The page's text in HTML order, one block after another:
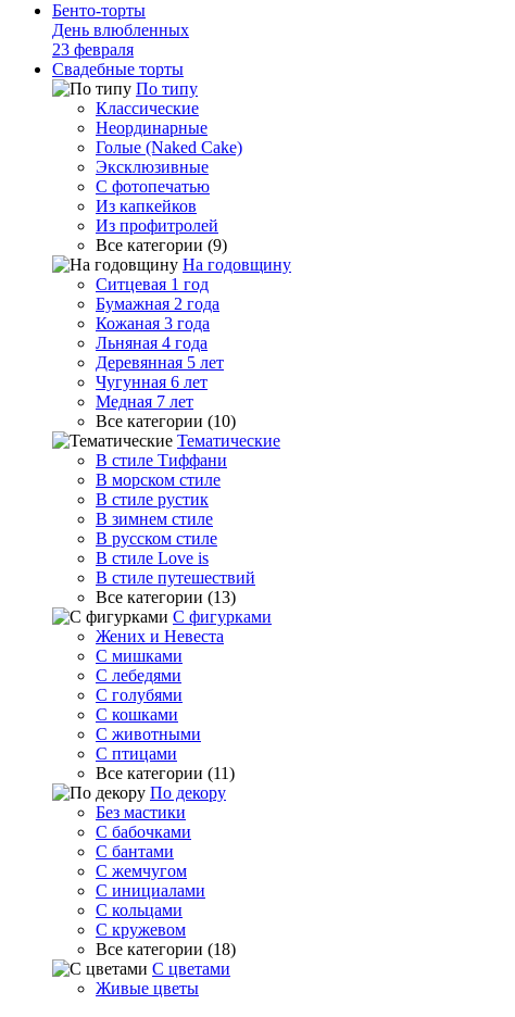
Бенто-торты
День влюбленных
23 февраля
Свадебные торты
По типу
Классические
Неординарные
Голые (Naked Cake)
Эксклюзивные
С фотопечатью
Из капкейков
Из профитролей
Все категории (9)
На годовщину
Ситцевая 1 год
Бумажная 2 года
Кожаная 3 года
Льняная 4 года
Деревянная 5 лет
Чугунная 6 лет
Медная 7 лет
Все категории (10)
Тематические
В стиле Тиффани
В морском стиле
В стиле рустик
В зимнем стиле
В русском стиле
В стиле Love is
В стиле путешествий
Все категории (13)
С фигурками
Жених и Невеста
С мишками
С лебедями
С голубями
С кошками
С животными
С птицами
Все категории (11)
По декору
Без мастики
С бабочками
С бантами
С жемчугом
С инициалами
С кольцами
С кружевом
Все категории (18)
С цветами
Живые цветы